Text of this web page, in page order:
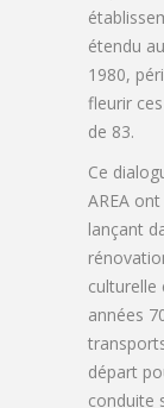
étendu
1980,
fleurir
de 83.
Ce
AREA
lançant
culturelle
années
départ
conduite